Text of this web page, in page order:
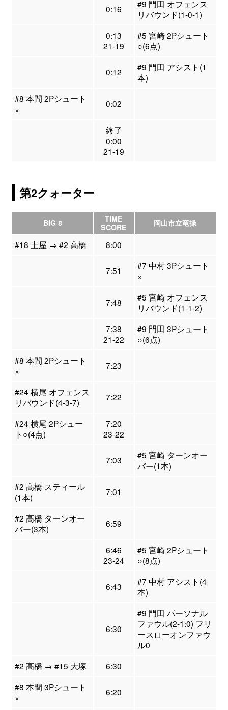
0:16
#9 門田 オフェンス
リバウンド(1-0-1)
0:13
21-19
#5 宮崎 2Pシュート
○(6点)
0:12
#9 門田 アシスト(1
本)
#8 本間 2Pシュート
×
0:02
終了
0:00
21-19
第2クォーター
BIG 8
TIME
SCORE
岡山市立竜操
#18 土屋 → #2 高橋 8:00
7:51
#7 中村 3Pシュート
×
7:48
#5 宮崎 オフェンス
リバウンド(1-1-2)
7:38
21-22
#9 門田 3Pシュート
○(6点)
#8 本間 2Pシュート
×
7:23
#24 横尾 オフェンス
リバウンド(4-3-7)
7:22
#24 横尾 2Pシュー
ト○(4点)
7:20
23-22
7:03
#5 宮崎 ターンオー
バー(1本)
#2 高橋 スティール
(1本)
7:01
#2 高橋 ターンオー
バー(3本)
6:59
6:46
23-24
#5 宮崎 2Pシュート
○(8点)
6:43
#7 中村 アシスト(4
本)
6:30
#9 門田 パーソナル
ファウル(2-1:0) フリ
ースローオンファウ
ル0
#2 高橋 → #15 大塚
6:30
#8 本間 3Pシュート
×
6:20